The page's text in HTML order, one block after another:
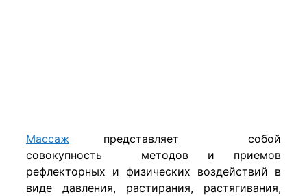
Массаж представляет собой
совокупность методов и приемов
рефлекторных и физических воздействий в
виде давления, растирания, растягивания,